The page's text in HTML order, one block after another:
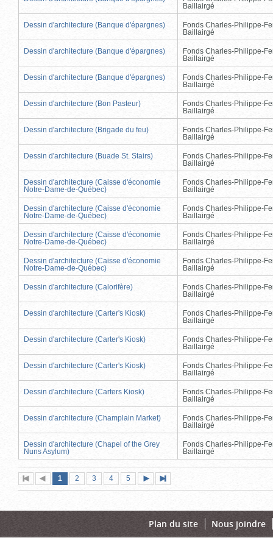
Baillairgé
Dessin d'architecture (Banque d'épargnes)
Fonds Charles-Philippe-
Baillairgé
Dessin d'architecture (Banque d'épargnes)
Fonds Charles-Philippe-
Baillairgé
Dessin d'architecture (Banque d'épargnes)
Fonds Charles-Philippe-
Baillairgé
Dessin d'architecture (Bon Pasteur)
Fonds Charles-Philippe-
Baillairgé
Dessin d'architecture (Brigade du feu)
Fonds Charles-Philippe-
Baillairgé
Dessin d'architecture (Buade St. Stairs)
Fonds Charles-Philippe-
Baillairgé
Dessin d'architecture (Caisse d'économie
Notre-Dame-de-Québec)
Fonds Charles-Philippe-
Baillairgé
Dessin d'architecture (Caisse d'économie
Notre-Dame-de-Québec)
Fonds Charles-Philippe-
Baillairgé
Dessin d'architecture (Caisse d'économie
Notre-Dame-de-Québec)
Fonds Charles-Philippe-
Baillairgé
Dessin d'architecture (Caisse d'économie
Notre-Dame-de-Québec)
Fonds Charles-Philippe-
Baillairgé
Dessin d'architecture (Calorifère)
Fonds Charles-Philippe-
Baillairgé
Dessin d'architecture (Carter's Kiosk)
Fonds Charles-Philippe-
Baillairgé
Dessin d'architecture (Carter's Kiosk)
Fonds Charles-Philippe-
Baillairgé
Dessin d'architecture (Carter's Kiosk)
Fonds Charles-Philippe-
Baillairgé
Dessin d'architecture (Carters Kiosk)
Fonds Charles-Philippe-
Baillairgé
Dessin d'architecture (Champlain Market)
Fonds Charles-Philippe-
Baillairgé
Dessin d'architecture (Chapel of the Grey
Nuns Asylum)
Fonds Charles-Philippe-
Baillairgé
Première
page
Page
précédente
Page
1 (page
actuelle)
Page
2 Page
3 Page
4 Page
5
suivante
page
Plan du site Nous joindre